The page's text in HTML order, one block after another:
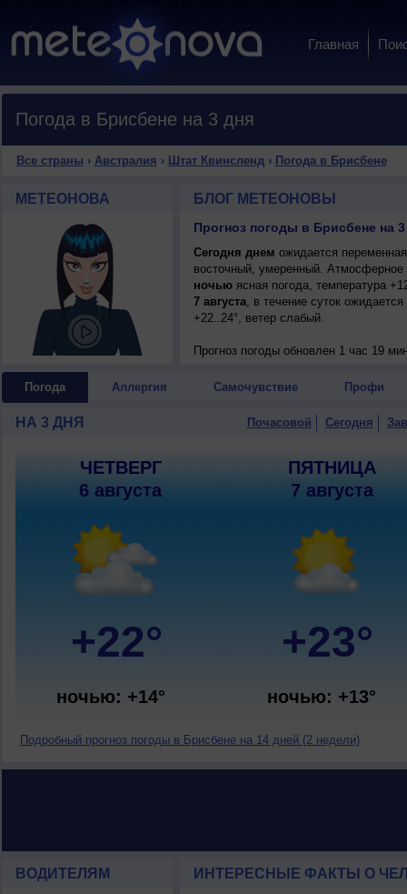
Главная
Погода в Брисбене на 3 дня
Все страны › Австралия › Штат Квинсленд› Погода в Брисбене
МЕТЕОНОВА БЛОГ МЕТЕОНОВЫ
Прогноз погоды в Брисбене на
Сегодня днем ожидается
восточный, умеренный.
ночьюясная погода, температура
7 августа, в течение суток
+22..24°, ветер слабый.
Прогноз погоды обновлен 1 час 19
Погода Аллергия Самочувствие Профи
НА 3 ДНЯ Почасовой Сегодня
ЧЕТВЕРГ
6 августа
+22°
ночью: +14°
ПЯТНИЦА
7 августа
+23°
ночью: +13°
Подробный прогноз погоды в Брисбене на 14 дней (2 недели)
ВОДИТЕЛЯМ ИНТЕРЕСНЫЕ ФАКТЫ О